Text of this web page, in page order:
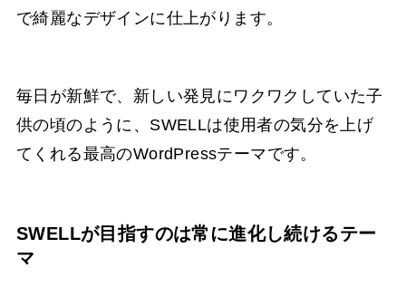
で綺麗なデザインに仕上がります。
毎日が新鮮で、新しい発見にワクワクしていた子
供の頃のように、SWELLは使用者の気分を上げ
てくれる最高のWordPressテーマです。
SWELLが目指すのは常に進化し続けるテー
マ